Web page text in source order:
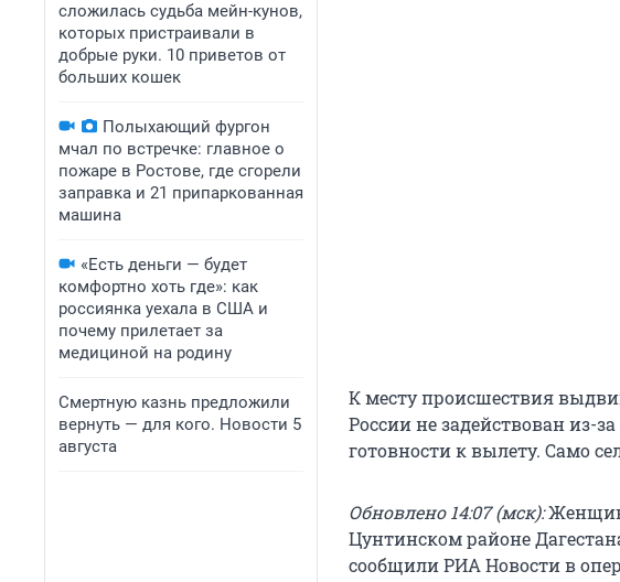
сложилась судьба мейн-кунов,
которых пристраивали в
добрые руки. 10 приветов от
больших кошек
Полыхающий фургон
мчал по встречке: главное о
пожаре в Ростове, где сгорели
заправка и 21 припаркованная
машина
«Есть деньги — будет
комфортно хоть где»: как
россиянка уехала в США и
почему прилетает за
медициной на родину
Смертную казнь предложили
вернуть — для кого. Новости 5
августа
К месту происшествия
России не задействован из-
готовности к вылету. Само
Обновлено 14:07 (мск):
Цунтинском районе
сообщили РИА Новости в